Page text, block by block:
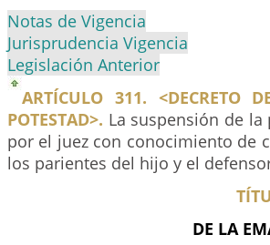
Notas de Vigencia
Jurisprudencia Vigencia
Legislación Anterior
ARTÍCULO 311. <DECRETO
POTESTAD>. La suspensión de
por el juez con conocimiento de
los parientes del hijo y el
DE LA